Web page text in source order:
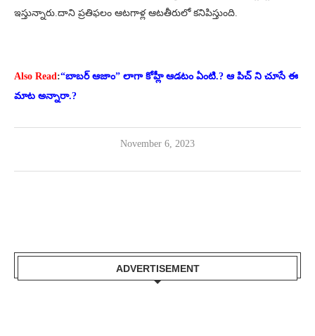
ఇస్తున్నారు.దాని ప్రతిఫలం ఆటగాళ్ల ఆటతీరులో కనిపిస్తుంది.
Also Read:“బాబర్ ఆజాం” లాగా కోహ్లీ ఆడటం ఏంటి.? ఆ పిచ్ ని చూసే ఈ
మాట అన్నారా.?
November 6, 2023
ADVERTISEMENT